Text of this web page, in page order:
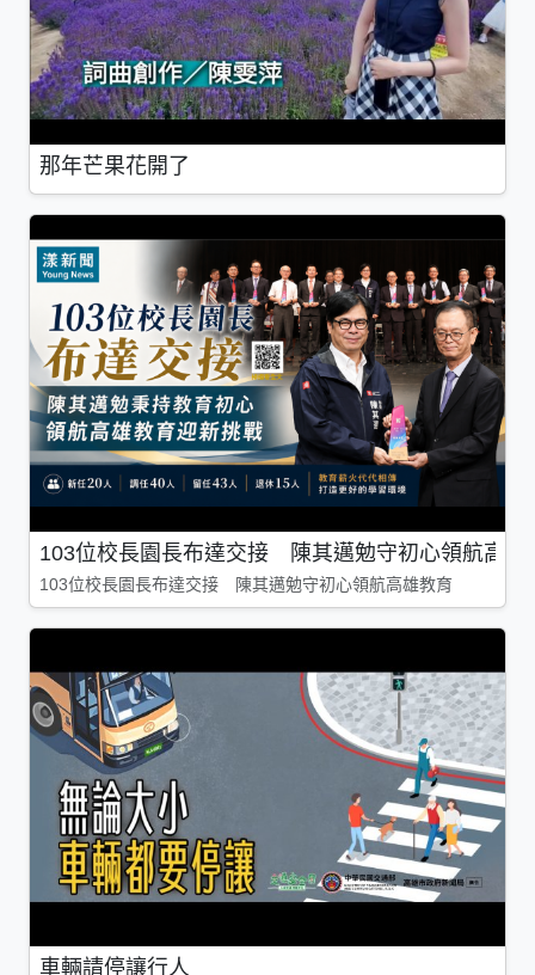
那年芒果花開了
103位校長園長布達交接 陳其邁勉守初心領航高雄
103位校長園長布達交接 陳其邁勉守初心領航高雄教育
車輛請停讓行人